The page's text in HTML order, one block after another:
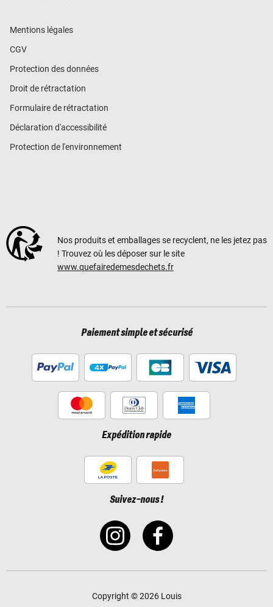
Mentions légales
CGV
Protection des données
Droit de rétractation
Formulaire de rétractation
Déclaration d'accessibilité
Protection de l'environnement
Nos produits et emballages se recyclent, ne les jetez pas
! Trouvez où les déposer sur le site
www.quefairedemesdechets.fr
Paiement simple et sécurisé
Expédition rapide
Suivez-nous !
Copyright © 2026 Louis